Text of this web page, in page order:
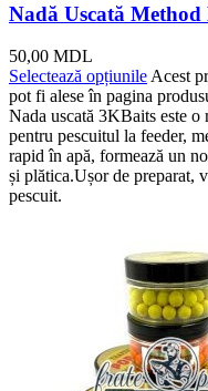
Nadă Uscată
50,00 MDL
Selectează opțiunile Acest
pot fi alese în pagina
Nada uscată 3KBaits este o
pentru pescuitul la feeder,
rapid în apă, formează un
și plătica.Ușor de preparat,
pescuit.